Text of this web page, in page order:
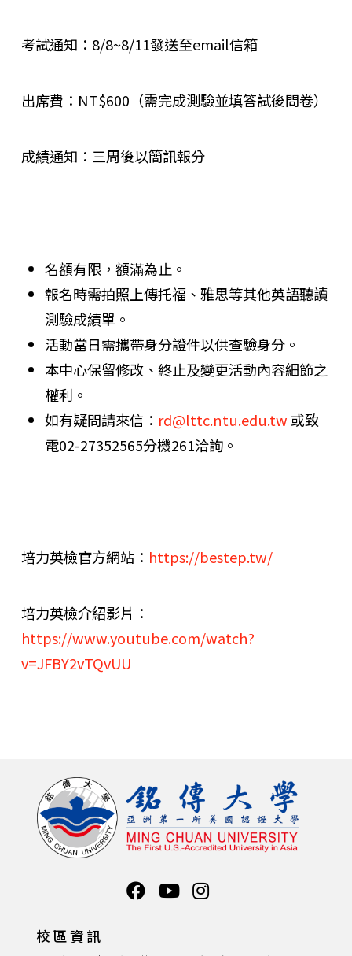
考試通知：8/8~8/11發送至email信箱
出席費：NT$600（需完成測驗並填答試後問卷）
成績通知：三周後以簡訊報分
名額有限，額滿為止。
報名時需拍照上傳托福、雅思等其他英語聽讀
測驗成績單。
活動當日需攜帶身分證件以供查驗身分。
本中心保留修改、終止及變更活動內容細節之
權利。
如有疑問請來信： rd@lttc.ntu.edu.tw或致
電02-27352565分機261洽詢。
培力英檢官方網站： https://bestep.tw/
培力英檢介紹影片：
https://www.youtube.com/watch?
v=JFBY2vTQvUU
校區資訊